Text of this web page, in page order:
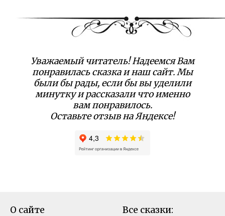
Уважаемый читатель! Надеемся Вам
понравилась сказка и наш сайт. Мы
были бы рады, если бы вы уделили
минутку и рассказали что именно
вам понравилось.
Оставьте отзыв на Яндексе!
О сайте Все сказки: